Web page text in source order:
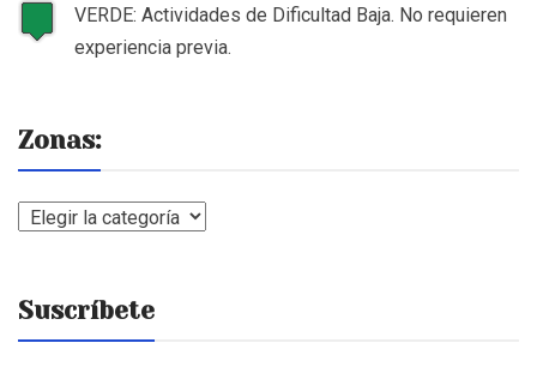
VERDE: Actividades de Dificultad Baja. No requieren
experiencia previa.
Zonas:
Zonas:
Suscríbete